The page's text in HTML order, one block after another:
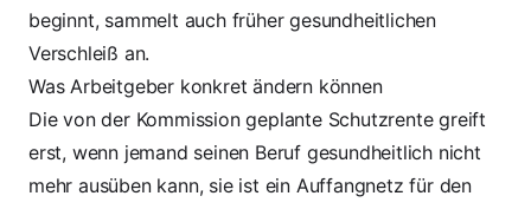
beginnt, sammelt auch früher gesundheitlichen
Verschleiß an.
Was Arbeitgeber konkret ändern können
Die von der Kommission geplante Schutzrentegreift
erst, wenn jemand seinen Beruf gesundheitlich nicht
mehr ausüben kann, sie ist ein Auffangnetz für den